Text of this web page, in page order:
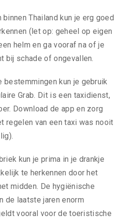
Thailand kun je erg goed
(let op: geheel op eigen
helm en ga vooraf na of je
bij schade of ongevallen.
kun je gebruik
Grab. Dit is een taxidienst,
Download de app en zorg
regelen van een taxi was nooit
kun je prima in je drankje
te herkennen door het
midden. De hygiënische
de laatste jaren enorm
vooral voor de toeristische